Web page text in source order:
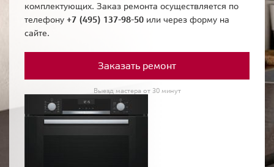
комплектующих. Заказ ремонта осуществляется по
телефону +7 (495) 137-98-50 или через форму на
сайте.
Заказать ремонт
Выезд мастера от 30 минут